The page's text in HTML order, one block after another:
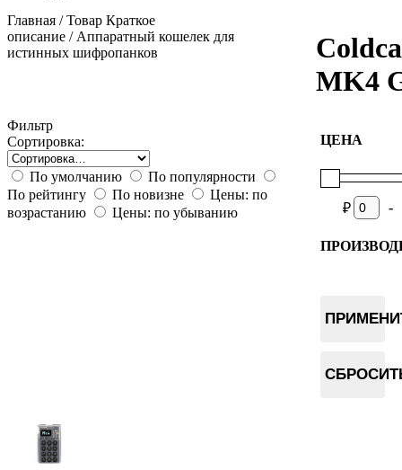
Главная / Товар Краткое
описание / Аппаратный кошелек для
истинных шифропанков
MK4
Фильтр
Сортировка:
По умолчанию
По популярности
По рейтингу
По новизне
Цены: по
возрастанию
Цены: по убыванию
ЦЕНА
₽ -